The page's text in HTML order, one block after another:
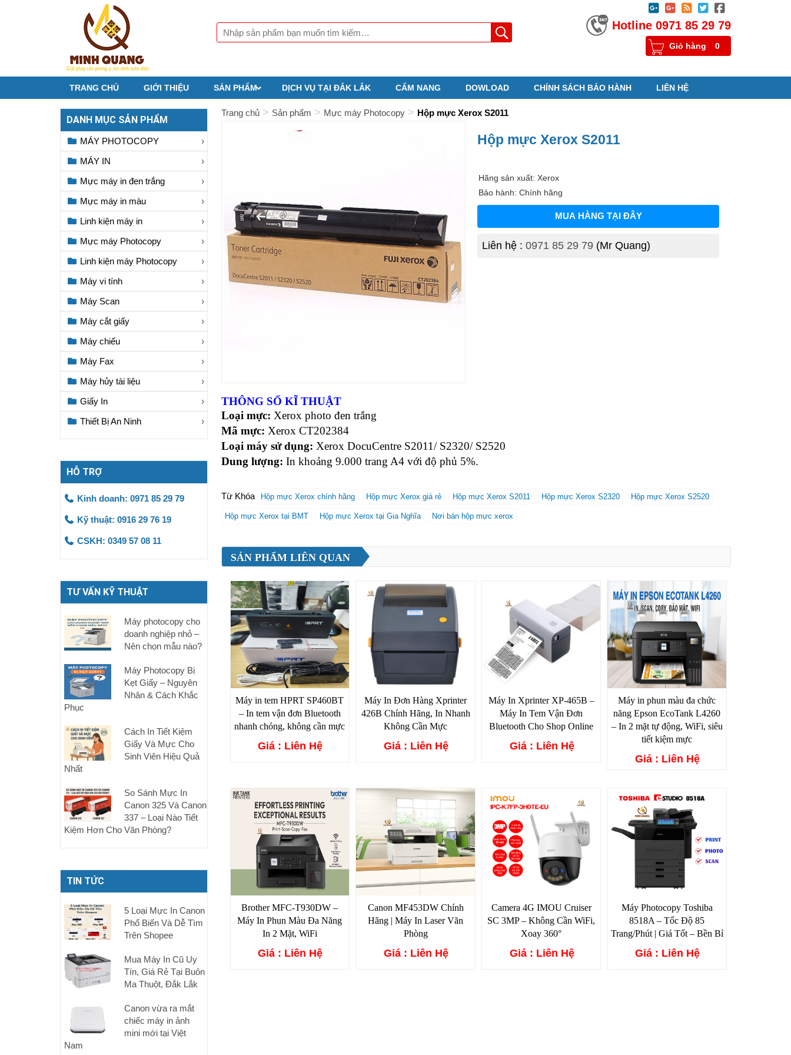





Hotline 0971 85 29 79
Giỏ hàng 0
TRANG CHỦ GIỚI THIỆU SẢN PHẨM DỊCH VỤ TẠI ĐẮK LẮK CẨM NANG DOWLOAD CHÍNH SÁCH BẢO HÀNH LIÊN HỆ
Trang chủ > Sản phẩm > Mực máy Photocopy > Hộp mực Xerox S2011
Hộp mực Xerox S2011
Hãng sản xuất: Xerox
Bảo hành: Chính hãng
MUA HÀNG TẠI ĐÂY
Liên hệ :0971 85 29 79 (Mr Quang)
THÔNG SỐ KĨ THUẬT
Loại mực: Xerox photo đen trắng
Mã mực: Xerox CT202384
Loại máy sử dụng: Xerox DocuCentre S2011/ S2320/ S2520
Dung lượng: In khoảng 9.000 trang A4 với độ phủ 5%.
Từ Khóa Hộp mực Xerox chính hãng Hộp mực Xerox giá rẻ Hộp mực Xerox S2011 Hộp mực Xerox S2320 Hộp mực Xerox S2520
Hộp mực Xerox tại BMT Hộp mực Xerox tại Gia Nghĩa Nơi bán hộp mực xerox
SẢN PHẨM LIÊN QUAN
Máy in tem HPRT SP460BT
– In tem vận đơn Bluetooth
nhanh chóng, không cần mực
Giá : Liên Hệ
Máy In Đơn Hàng Xprinter
426B Chính Hãng, In Nhanh
Không Cần Mực
Giá : Liên Hệ
Máy In Xprinter XP-465B –
Máy In Tem Vận Đơn
Bluetooth Cho Shop Online
Giá : Liên Hệ
Máy in phun màu đa chức
năng Epson EcoTank L4260
– In 2 mặt tự động, WiFi, siêu
tiết kiệm mực
Giá : Liên Hệ
Brother MFC-T930DW –
Máy In Phun Màu Đa Năng
In 2 Mặt, WiFi
Giá : Liên Hệ
Canon MF453DW Chính
Hãng | Máy In Laser Văn
Phòng
Giá : Liên Hệ
Camera 4G IMOU Cruiser
SC 3MP – Không Cần WiFi,
Xoay 360°
Giá : Liên Hệ
Máy Photocopy Toshiba
8518A – Tốc Độ 85
Trang/Phút | Giá Tốt – Bền Bỉ
Giá : Liên Hệ
DANH MỤC SẢN PHẨM
MÁY PHOTOCOPY
MÁY IN
Mực máy in đen trắng
Mực máy in màu
Linh kiện máy in
Mực máy Photocopy
Linh kiện máy Photocopy
Máy vi tính
Máy Scan
Máy cắt giấy
Máy chiếu
Máy Fax
Máy hủy tài liệu
Giấy In
Thiết Bị An Ninh
HỖ TRỢ
Kinh doanh: 0971 85 29 79
Kỹ thuật: 0916 29 76 19
CSKH: 0349 57 08 11
TƯ VẤN KỸ THUẬT
Máy photocopy cho
doanh nghiệp nhỏ –
Nên chọn mẫu nào?
Máy Photocopy Bị
Kẹt Giấy – Nguyên
Nhân & Cách Khắc
Phục
Cách In Tiết Kiệm
Giấy Và Mực Cho
Sinh Viên Hiệu Quả
Nhất
So Sánh Mực In
Canon 325 Và Canon
337 – Loại Nào Tiết
Kiệm Hơn Cho Văn Phòng?
TIN TỨC
5 Loại Mực In Canon
Phổ Biến Và Dễ Tìm
Trên Shopee
Mua Máy In Cũ Uy
Tín, Giá Rẻ Tại Buôn
Ma Thuột, Đắk Lắk
Canon vừa ra mắt
chiếc máy in ảnh
mini mới tại Việt
Nam